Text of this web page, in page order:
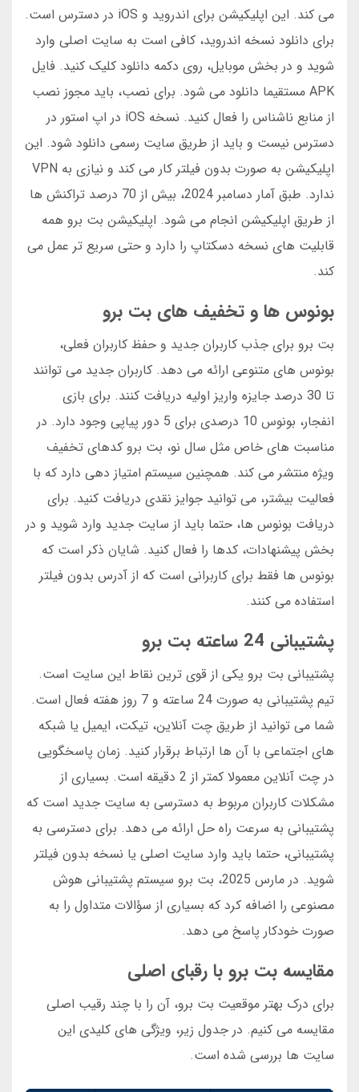
می کند. این اپلیکیشن برای اندروید و iOS در دسترس است.
برای دانلود نسخه اندروید، کافی است به سایت اصلی وارد
شوید و در بخش موبایل، روی دکمه دانلود کلیک کنید. فایل
APK مستقیما دانلود می شود. برای نصب، باید مجوز نصب
از منابع ناشناس را فعال کنید. نسخه iOS در اپ استور در
دسترس نیست و باید از طریق سایت رسمی دانلود شود. این
اپلیکیشن به صورت بدون فیلتر کار می کند و نیازی به VPN
ندارد. طبق آمار دسامبر 2024، بیش از 70 درصد تراکنش ها
از طریق اپلیکیشن انجام می شود. اپلیکیشن بت برو همه
قابلیت های نسخه دسکتاپ را دارد و حتی سریع تر عمل می
کند.
بونوس ها و تخفیف های بت برو
بت برو برای جذب کاربران جدید و حفظ کاربران فعلی،
بونوس های متنوعی ارائه می دهد. کاربران جدید می توانند
تا 30 درصد جایزه واریز اولیه دریافت کنند. برای بازی
انفجار، بونوس 10 درصدی برای 5 دور پیاپی وجود دارد. در
مناسبت های خاص مثل سال نو، بت برو کدهای تخفیف
ویژه منتشر می کند. همچنین سیستم امتیاز دهی دارد که با
فعالیت بیشتر، می توانید جوایز نقدی دریافت کنید. برای
دریافت بونوس ها، حتما باید از سایت جدید وارد شوید و در
بخش پیشنهادات، کدها را فعال کنید. شایان ذکر است که
بونوس ها فقط برای کاربرانی است که از آدرس بدون فیلتر
استفاده می کنند.
پشتیبانی 24 ساعته بت برو
پشتیبانی بت برو یکی از قوی ترین نقاط این سایت است.
تیم پشتیبانی به صورت 24 ساعته و 7 روز هفته فعال است.
شما می توانید از طریق چت آنلاین، تیکت، ایمیل یا شبکه
های اجتماعی با آن ها ارتباط برقرار کنید. زمان پاسخگویی
در چت آنلاین معمولا کمتر از 2 دقیقه است. بسیاری از
مشکلات کاربران مربوط به دسترسی به سایت جدید است که
پشتیبانی به سرعت راه حل ارائه می دهد. برای دسترسی به
پشتیبانی، حتما باید وارد سایت اصلی یا نسخه بدون فیلتر
شوید. در مارس 2025، بت برو سیستم پشتیبانی هوش
مصنوعی را اضافه کرد که بسیاری از سؤالات متداول را به
صورت خودکار پاسخ می دهد.
مقایسه بت برو با رقبای اصلی
برای درک بهتر موقعیت بت برو، آن را با چند رقیب اصلی
مقایسه می کنیم. در جدول زیر، ویژگی های کلیدی این
سایت ها بررسی شده است.